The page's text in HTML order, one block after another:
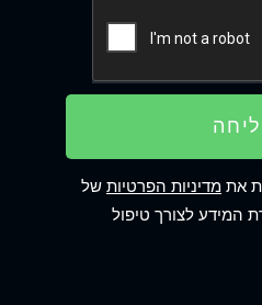
ת את מדיניות הפרטיות של
המידע לצורך טיפול